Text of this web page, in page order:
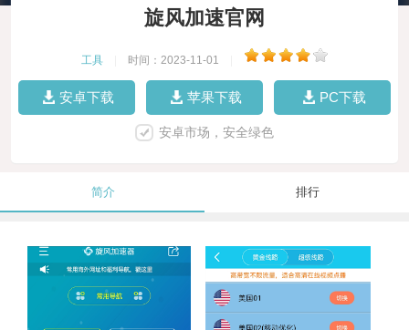
旋风加速官网
工具 时间：2023-11-01
安卓下载 苹果下载 PC下载
安卓市场，安全绿色
简介 排行